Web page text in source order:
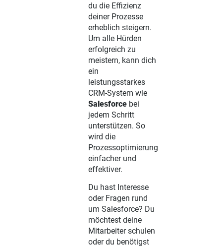
du die Effizienz
deiner Prozesse
erheblich steigern.
Um alle Hürden
erfolgreich zu
meistern, kann dich
ein
leistungsstarkes
CRM-System wie
Salesforce bei
jedem Schritt
unterstützen. So
wird die
Prozessoptimierung
einfacher und
effektiver.
Du hast Interesse
oder Fragen rund
um Salesforce? Du
möchtest deine
Mitarbeiter schulen
oder du benötigst